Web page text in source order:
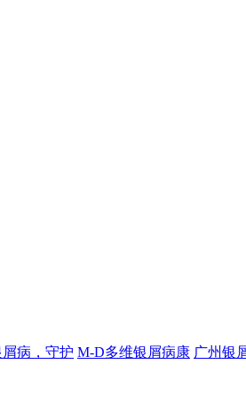
病，守护 M-D多维银屑病康 广州银